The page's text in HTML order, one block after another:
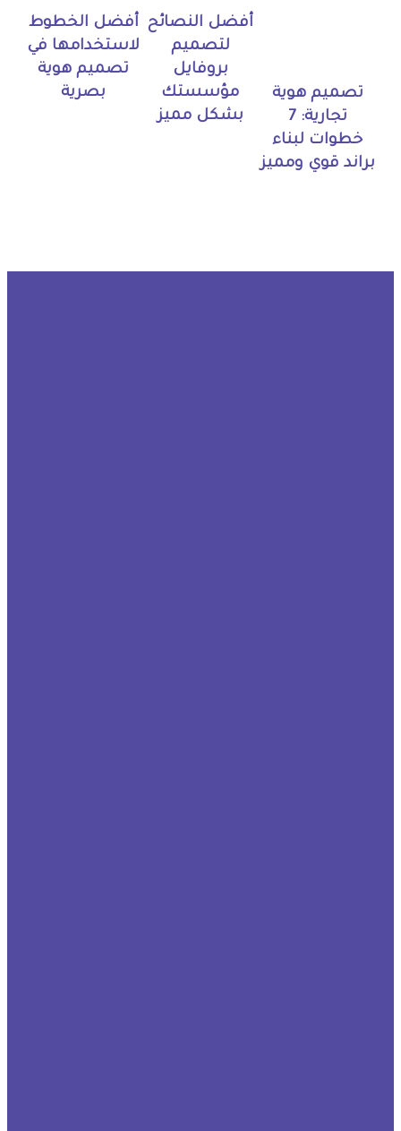
تصميم هوية
تجارية: 7
خطوات لبناء
براند قوي ومميز
أفضل النصائح
لتصميم
بروفايل
مؤسستك
بشكل مميز
أفضل الخطوط
لاستخدامها في
تصميم هوية
بصرية